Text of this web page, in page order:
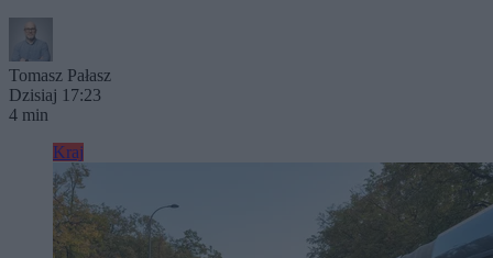
Tomasz Pałasz
Dzisiaj 17:23
4 min
Kraj